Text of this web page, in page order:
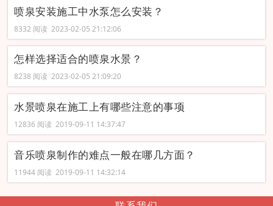
喷泉安装施工中水泵怎么安装？
8332 阅读 2023-02-05 21:12:06
怎样选择适合的喷泉水景？
8238 阅读 2023-02-05 21:09:20
水景喷泉在施工上有哪些注意的事项
12836 阅读 2019-09-11 14:37:47
音乐喷泉制作的难点一般在哪几方面？
11944 阅读 2019-09-11 14:32:14